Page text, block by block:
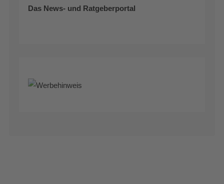
Das News- und Ratgeberportal